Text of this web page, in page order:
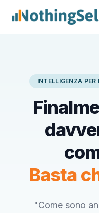
INTELLIGENZA PER
Basta
"Come sono